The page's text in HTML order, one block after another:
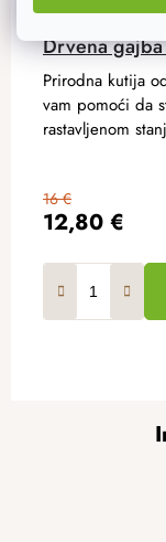
Drvena
12,80 €
16 €
Prirodna kutija
vam pomoći da
rastavljenom